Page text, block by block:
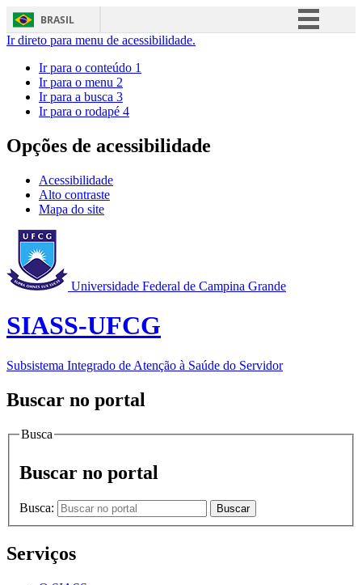
BRASIL
Ir direto para menu de acessibilidade.
Ir para o conteúdo 1
Ir para o menu 2
Ir para a busca 3
Ir para o rodapé 4
Opções de acessibilidade
Acessibilidade
Alto contraste
Mapa do site
Universidade Federal de Campina Grande
SIASS-UFCG
Subsistema Integrado de Atenção à Saúde do Servidor
Buscar no portal
Busca
Buscar no portal
Busca: Buscar
Serviços